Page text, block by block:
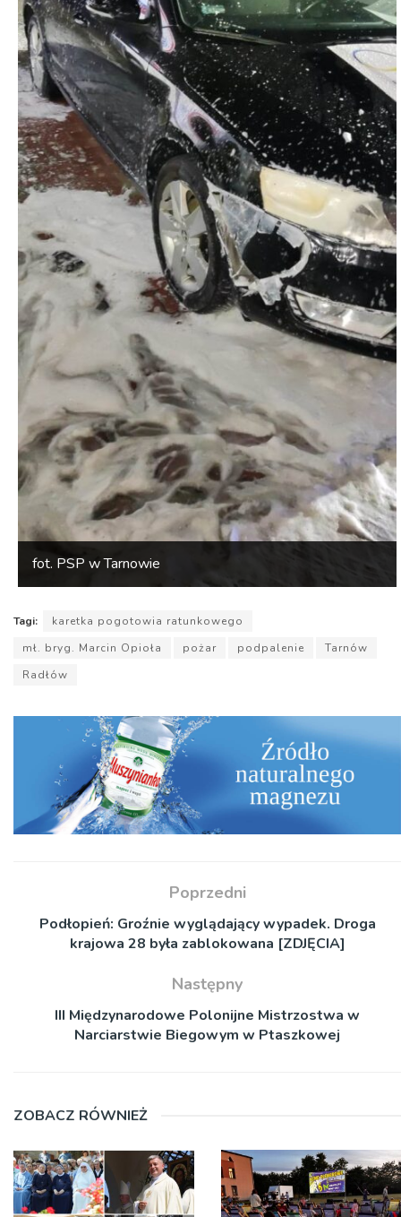
fot. PSP w Tarnowie
Tagi:
karetka pogotowia ratunkowego
mł. bryg. Marcin Opioła
pożar podpalenie
Tarnów
Radłów
Poprzedni
Podłopień: Groźnie wyglądający wypadek. Droga
krajowa 28 była zablokowana [ZDJĘCIA]
Następny
III Międzynarodowe Polonijne Mistrzostwa w
Narciarstwie Biegowym w Ptaszkowej
ZOBACZ RÓWNIEŻ